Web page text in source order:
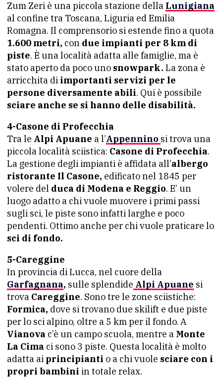
Zum Zeri è una piccola stazione della Lunigiana
al confine tra Toscana, Liguria ed Emilia
Romagna. Il comprensorio si estende fino a quota
1.600 metri, con due impianti per 8 km di
piste. È una località adatta alle famiglie, ma è
stato aperto da poco uno snowpark. La zona è
arricchita di importanti servizi per le
persone diversamente abili. Qui è possibile
sciare anche se si hanno delle disabilità.
4-Casone di Profecchia
Tra le Alpi Apuane a l’Appennino si trova una
piccola località sciistica: Casone di Profecchia.
La gestione degli impianti è affidata all’albergo
ristorante Il Casone, edificato nel 1845 per
volere del duca di Modena e Reggio. E’ un
luogo adatto a chi vuole muovere i primi passi
sugli sci, le piste sono infatti larghe e poco
pendenti. Ottimo anche per chi vuole praticare lo
sci di fondo.
5-Careggine
In provincia di Lucca, nel cuore della
Garfagnana, sulle splendide Alpi Apuane si
trova Careggine. Sono tre le zone sciistiche:
Formica, dove si trovano due skilift e due piste
per lo sci alpino, oltre a 5 km per il fondo. A
Vianova c’è un campo scuola, mentre a Monte
La Cima ci sono 3 piste. Questa località è molto
adatta ai principianti o a chi vuole sciare con i
propri bambini in totale relax.